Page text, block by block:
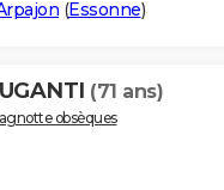
(Essonne)
(71 ans)
obsèques